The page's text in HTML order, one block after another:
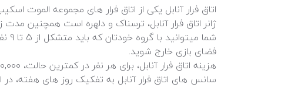
اتاق فرار آنابل یکی از اتاق فرار های مجموعه
ژانر اتاق فرار آنابل، ترسناک و دلهره است همچنین مدت زمان بازی
فضای بازی خارج شوید.
سانس های اتاق فرار آنابل به تفکیک روز های هفته،